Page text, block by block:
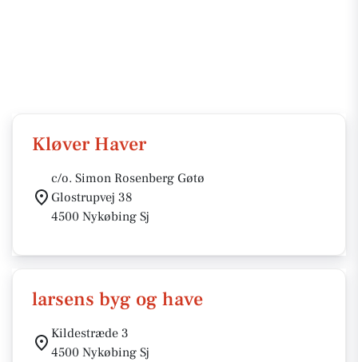
Kløver Haver
c/o. Simon Rosenberg Gøtø
Glostrupvej 38
4500 Nykøbing Sj
larsens byg og have
Kildestræde 3
4500 Nykøbing Sj